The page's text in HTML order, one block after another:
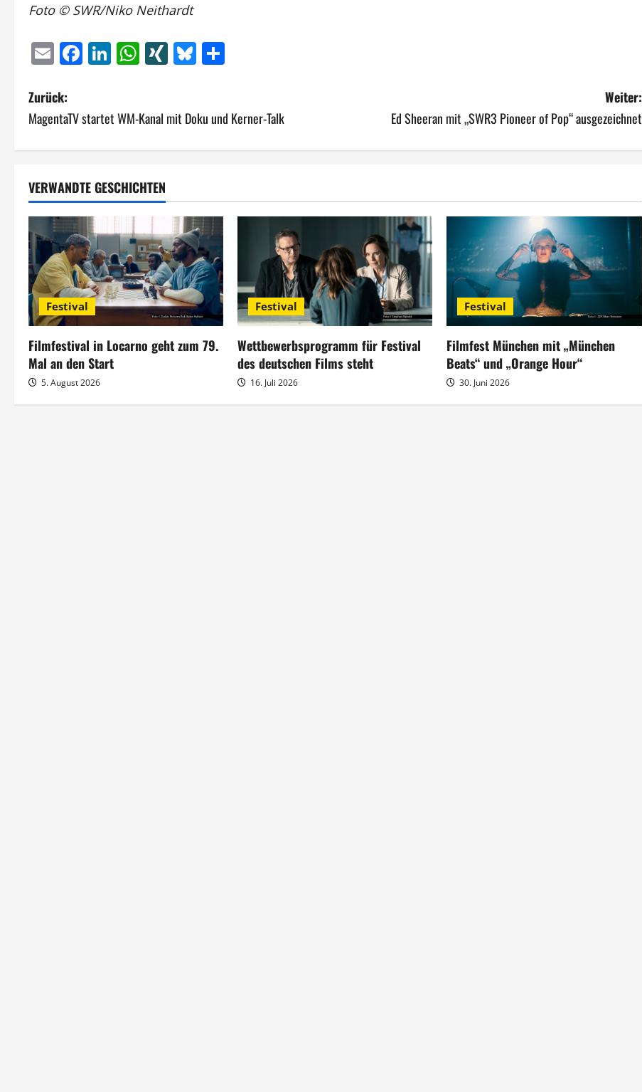
Foto © SWR/Niko Neithardt
EmailFacebook
LinkedIn
WhatsApp
XINGBluesky
B
e
i
t
r
a
g
s
n
a
v
Zurück:
MagentaTV startet WM-Kanal mit Doku und Kerner-Talk
Weiter:
Ed Sheeran mit „SWR3 Pioneer of Pop“ ausgezeichnet
VERWANDTE GESCHICHTEN
Festival
Filmfestival in Locarno geht zum 79.
Mal an den Start
5. August 2026
Festival
Wettbewerbsprogramm für Festival
des deutschen Films steht
16. Juli 2026
Festival
Filmfest München mit „München
Beats“ und „Orange Hour“
30. Juni 2026